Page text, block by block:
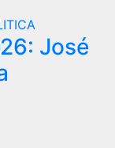
José